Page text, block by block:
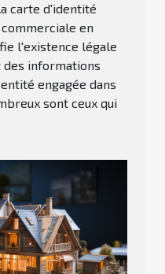
carte d'identité
en
l'existence légale
informations
engagée dans
sont ceux qui